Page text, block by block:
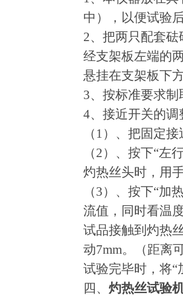
中），以便试验
2、把两只配套
经支架板左端的
悬挂在支架板下
3、按标准要求
4、接近开关的调
（1）、把固定
（2）、按下“左
灼热丝头时，用
（3）、按下“加
流值，同时看温
试品接触到灼热
动7mm。（距离
试验完毕时，将“
四、 灼热丝试验